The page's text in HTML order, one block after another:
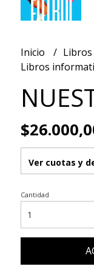
Inicio
Libros
Ver cuotas y
Cantidad